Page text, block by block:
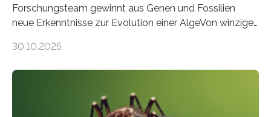
Forschungsteam gewinnt aus Genen und Fossilien
neue Erkenntnisse zur Evolution einer AlgeVon winzigen
Landpflanzen zählen zu den komplexesten
Grünalgen, die vor Hunderten von Millionen Jahren
lebten. Unter den Vorfahren sticht eine Gruppe heraus,
30.10.2025